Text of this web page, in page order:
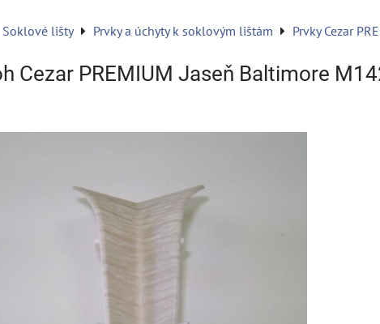
Soklové lišty Prvky a úchyty k soklovým lištám Prvky Cezar
Cezar PREMIUM Jaseň Baltimore